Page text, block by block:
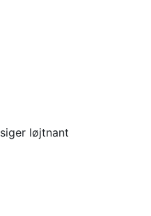
løjtnant